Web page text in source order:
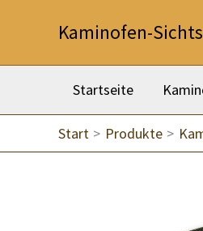
Kaminofen-
Startseite
Start Produkte